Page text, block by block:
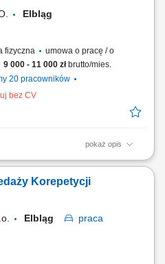
Elbląg
fizyczna
umowa o pracę / o
9 000 - 11 000 złbrutto/mies.
20 pracowników
bez CV
pokaż opis
kempingowych zgodnie z
Kłaść linoleum, wykładziny
świetlne i kontakty;
Korepetycji
Elbląg
praca